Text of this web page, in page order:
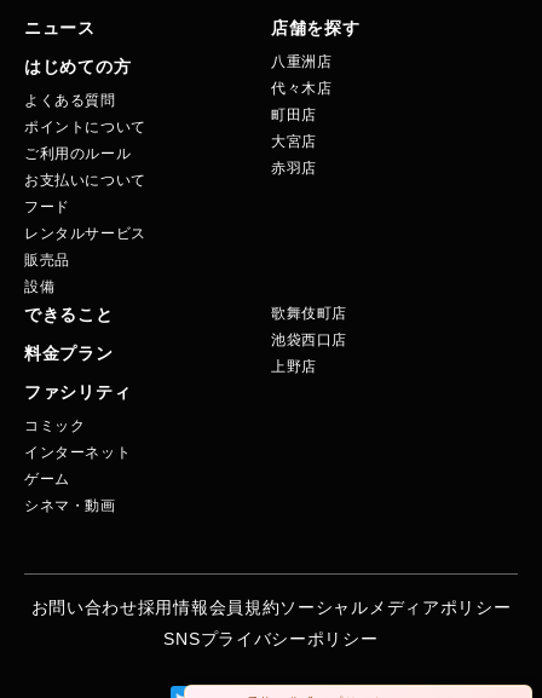
ニュース
はじめての方
よくある質問
ポイントについて
ご利用のルール
お支払いについて
フード
レンタルサービス
販売品
設備
できること
料金プラン
ファシリティ
コミック
インターネット
ゲーム
シネマ・動画
店舗を探す
八重洲店
代々木店
町田店
大宮店
赤羽店
歌舞伎町店
池袋西口店
上野店
お問い合わせ採用情報会員規約ソーシャルメディアポリシー
SNSプライバシーポリシー